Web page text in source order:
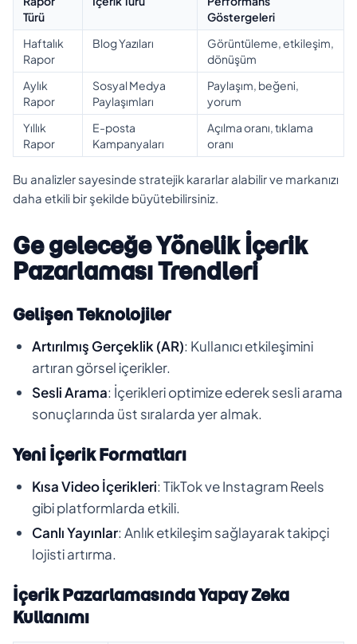
Türü
Göstergeleri
Haftalık
Rapor
Blog Yazıları
Görüntüleme, etkileşim,
dönüşüm
Aylık
Rapor
Sosyal Medya
Paylaşımları
Paylaşım, beğeni,
yorum
Yıllık
Rapor
E-posta
Kampanyaları
Açılma oranı, tıklama
oranı
Bu analizler sayesinde stratejik kararlar alabilir ve markanızı
daha etkili bir şekilde büyütebilirsiniz.
Ge geleceğe Yönelik İçerik
Pazarlaması Trendleri
Gelişen Teknolojiler
Artırılmış Gerçeklik (AR): Kullanıcı etkileşimini
artıran görsel içerikler.
Sesli Arama: İçerikleri optimize ederek sesli arama
sonuçlarında üst sıralarda yer almak.
Yeni İçerik Formatları
Kısa Video İçerikleri: TikTok ve Instagram Reels
gibi platformlarda etkili.
Canlı Yayınlar: Anlık etkileşim sağlayarak takipçi
lojisti artırma.
İçerik Pazarlamasında Yapay Zeka
Kullanımı